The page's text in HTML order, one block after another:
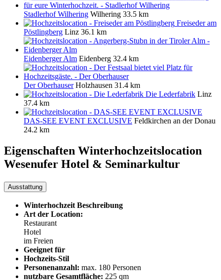
Stadlerhof Wilhering Wilhering 33.5 km
Freiseder am
Pöstlingberg Linz 36.1 km
Eidenberger Alm Eidenberg 32.4 km
Der Oberhauser Holzhausen 31.4 km
Die Lederfabrik Linz
37.4 km
DAS-SEE EVENT EXCLUSIVE Feldkirchen an der Donau
24.2 km
Eigenschaften Winterhochzeitslocation
Wesenufer Hotel & Seminarkultur
Ausstattung
Winterhochzeit Beschreibung
Art der Location:
Restaurant
Hotel
im Freien
Geeignet für
Hochzeits-Stil
Personenanzahl: max. 180 Personen
nutzbare Gesamtfläche: 225 qm